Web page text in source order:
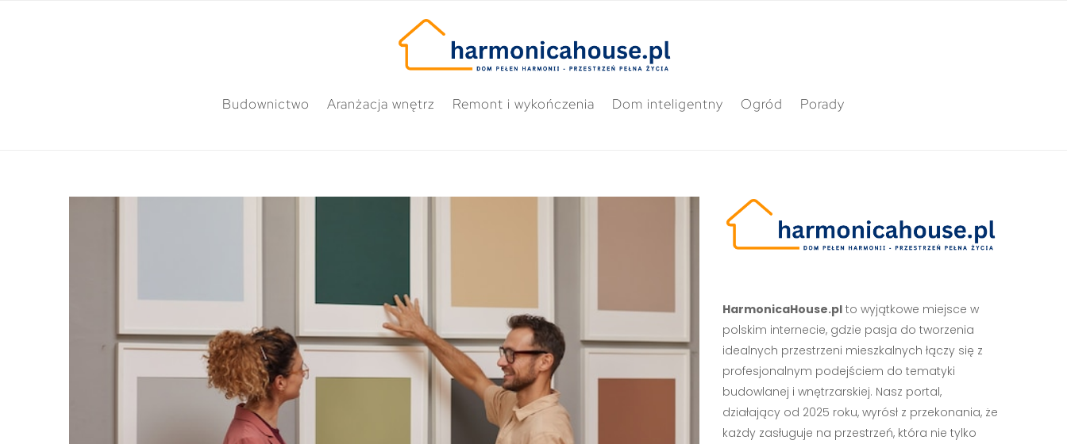
Budownictwo Aranżacja wnętrz Remont i wykończenia Dom inteligentny Ogród Porady
HarmonicaHouse.plto wyjątkowe miejsce w
polskim internecie, gdzie pasja do tworzenia
idealnych przestrzeni mieszkalnych łączy się z
profesjonalnym podejściem do tematyki
budowlanej i wnętrzarskiej. Nasz portal,
działający od 2025 roku, wyrósł z przekonania, że
każdy zasługuje na przestrzeń, która nie tylko